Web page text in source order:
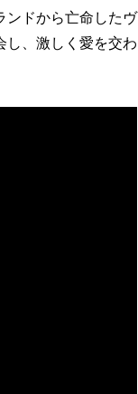
ンドから亡命したヴ
し、激しく愛を交わ